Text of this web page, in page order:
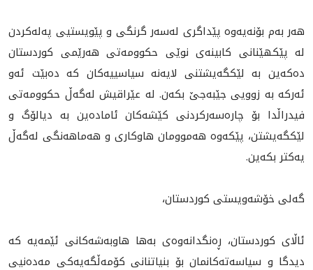
هه‌ر به‌م بۆنه‌يه‌وه‌ پێداگرى له‌سه‌ر‌ گرنگى و پێويستيى په‌له‌كردن
له‌ پێكهێنانى كابينه‌ى نوێى حكوومه‌تى هه‌رێمى كوردستان
دەكەین به‌ لێكگه‌يشتنى لايه‌نه‌ سياسييه‌كان كە دەبێت ئەو
ئەركە بە زوویی جێبەجێ بكەن. له‌ عێراقيش له‌گه‌ڵ حكوومه‌تى
فيدراڵدا بۆ چاره‌سه‌ركردنى كێشه‌كان ئامادەین به‌ ديالۆگ و
لێكگه‌يشتن، پێكه‌وه‌ هه‌موومان هاوكاری و هه‌ماهه‌نگی لەگەڵ
یەكتر بكەین. ‌
گەلی خۆشەویستی کوردستان،
ئاڵای کوردستان، ڕەنگدانەوەی به‌ها هاوبه‌شه‌كانى ئێمه‌يه‌ كه‌
ديدگا و سیاسەتەکانمان بۆ بنياتنانى كۆمه‌ڵگه‌يه‌كى مه‌ده‌نيى